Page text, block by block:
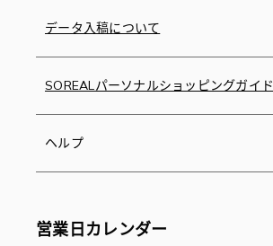
データ入稿について
SOREALパーソナルショッピングガイド
ヘルプ
営業日カレンダー